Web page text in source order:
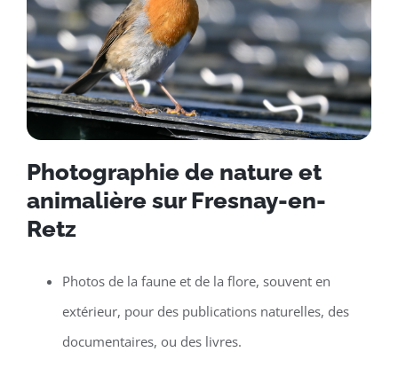
Photographie de nature et
animalière sur Fresnay-en-
Retz
Photos de la faune et de la flore, souvent en
extérieur, pour des publications naturelles, des
documentaires, ou des livres.